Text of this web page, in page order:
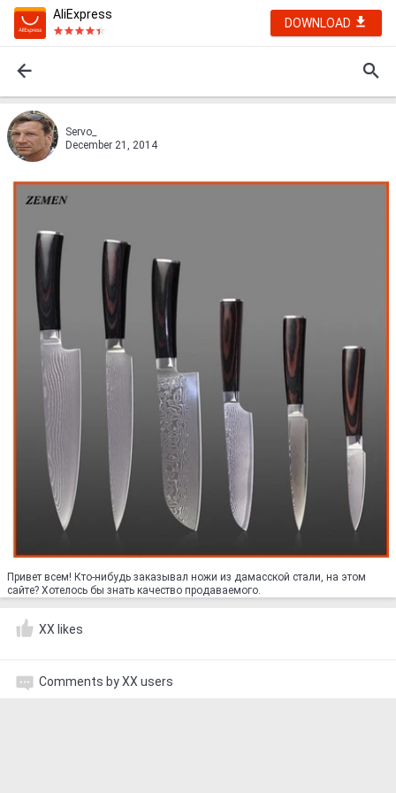
AliExpress
DOWNLOAD
Servo_
December 21, 2014
Привет всем! Кто-нибудь заказывал ножи из дамасской стали, на этом
сайте? Хотелось бы знать качество продаваемого.
XX likes
Comments by XX users